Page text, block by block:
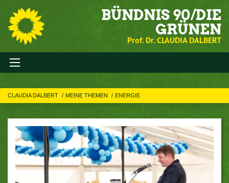
BÜNDNIS 90/DIE
GRÜNEN
Prof. Dr. CLAUDIA DALBERT
CLAUDIA DALBERT MEINE THEMEN ENERGIE